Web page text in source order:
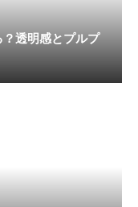
透明感とプルプ